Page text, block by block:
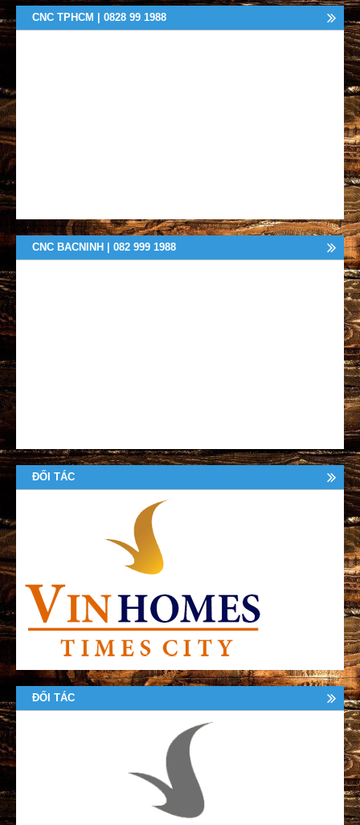
CNC TPHCM | 0828 99 1988
CNC BACNINH | 082 999 1988
ĐỐI TÁC
ĐỐI TÁC